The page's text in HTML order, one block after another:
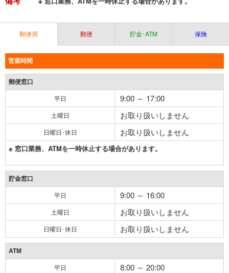
郵便局 郵便 貯金･ATM 保険
営業時間
郵便窓口
平日 9:00 ～ 17:00
土曜日 お取り扱いしません
日曜日･休日 お取り扱いしません
※ 窓口業務、ATMを一時休止する場合があります。
貯金窓口
平日 9:00 ～ 16:00
土曜日 お取り扱いしません
日曜日･休日 お取り扱いしません
ATM
平日 8:00 ～ 20:00